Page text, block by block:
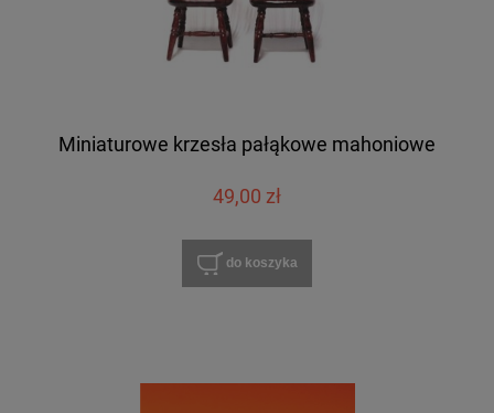
Miniaturowe krzesła pałąkowe mahoniowe
49,00 zł
do koszyka